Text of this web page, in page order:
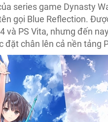
series game Dynasty
gọi Blue Reflection.
và PS Vita, nhưng đến
đặt chân lên cả nền tảng